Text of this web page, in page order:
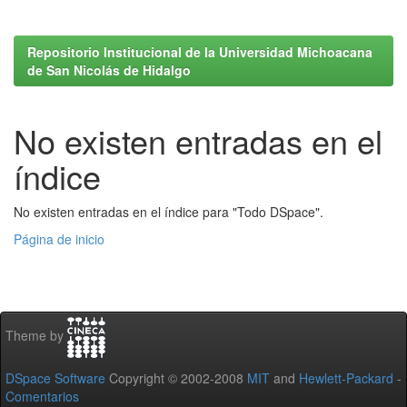
Repositorio Institucional de la Universidad Michoacana
de San Nicolás de Hidalgo
No existen entradas en el
índice
No existen entradas en el índice para "Todo DSpace".
Página de inicio
Theme by
DSpace Software Copyright © 2002-2008 MIT and Hewlett-Packard -
Comentarios